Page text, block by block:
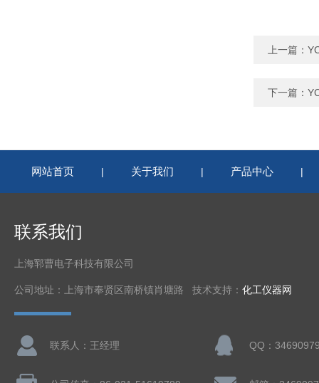
上一篇：
下一篇：
网站首页 | 关于我们 | 产品中心 |
联系我们
上海郓曹电子科技有限公司
公司地址：上海市奉贤区南桥镇肖塘路 技术支持： 化工仪器网
联系人：王经理 QQ：